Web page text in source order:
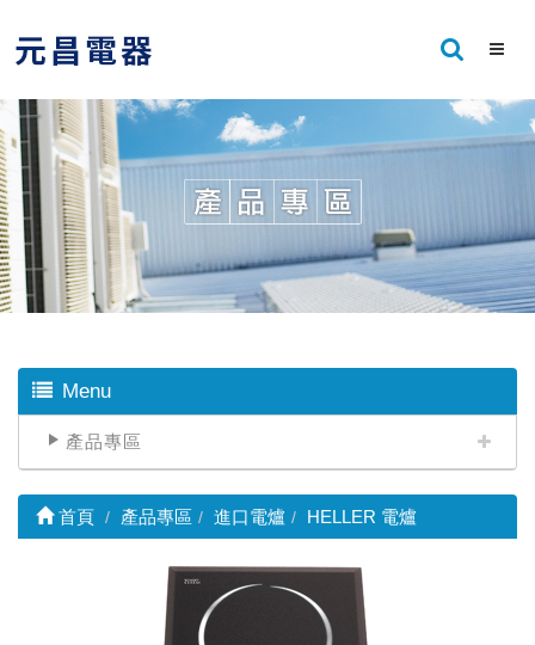
Menu
產品專區
首頁 產品專區 進口電爐 HELLER 電爐